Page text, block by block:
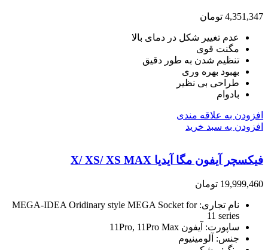
4,351,347 تومان
عدم تغییر شکل در دمای بالا
مگنت قوی
تنظیم شدن به طور دقیق
بهبود بهره وری
طراحی بی نظیر
بادوام
افزودن به علاقه مندی
افزودن به سبد خرید
فیکسچر آیفون مگا آیدیا X/ XS/ XS MAX
19,999,460 تومان
نام تجاری: MEGA-IDEA
Oridinary style MEGA Socket for
11 series
ساپورت: آیفون 11Pro, 11Pro Max
جنس: آلومینیوم